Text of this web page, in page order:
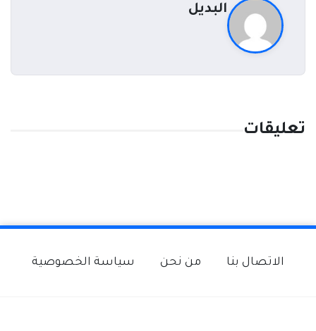
البديل
تعليقات
الاتصال بنا من نحن سياسة الخصوصية